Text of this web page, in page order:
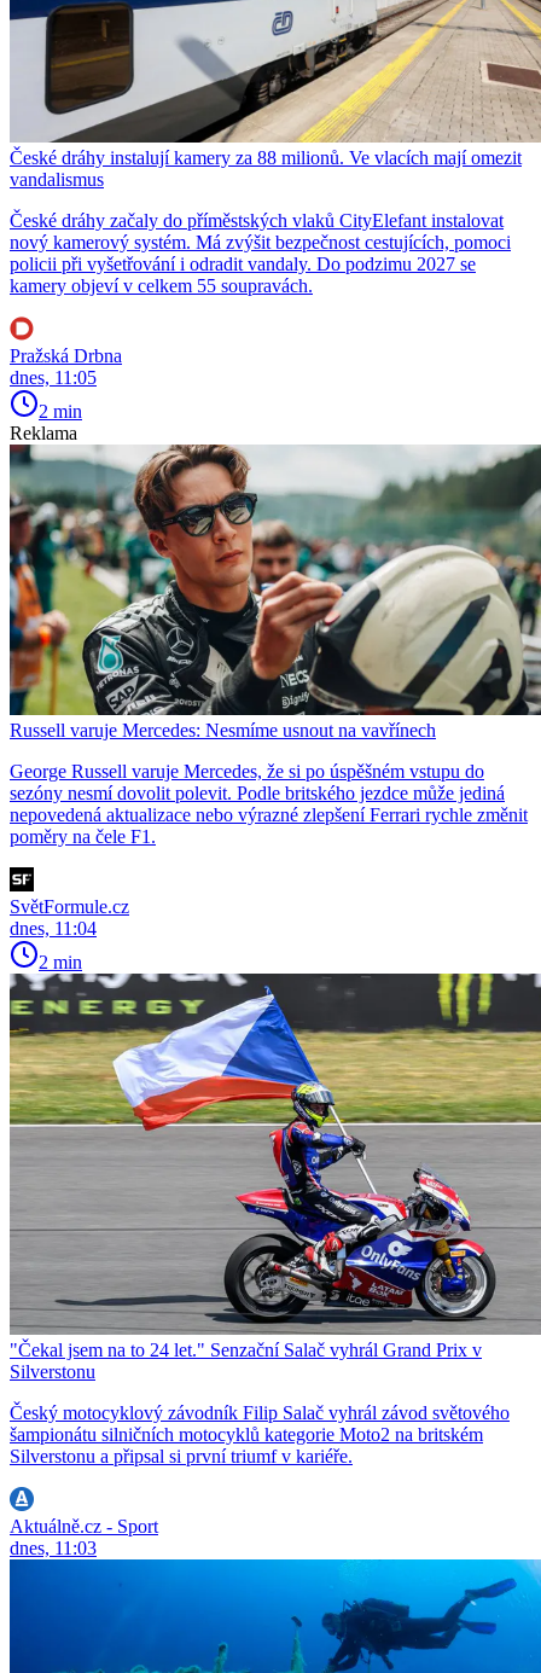
České dráhy instalují kamery za 88 milionů. Ve vlacích mají omezit
vandalismus
České dráhy začaly do příměstských vlaků CityElefant instalovat
nový kamerový systém. Má zvýšit bezpečnost cestujících, pomoci
policii při vyšetřování i odradit vandaly. Do podzimu 2027 se
kamery objeví v celkem 55 soupravách.
Pražská Drbna
dnes, 11:05
2 min
Reklama
Russell varuje Mercedes: Nesmíme usnout na vavřínech
George Russell varuje Mercedes, že si po úspěšném vstupu do
sezóny nesmí dovolit polevit. Podle britského jezdce může jediná
nepovedená aktualizace nebo výrazné zlepšení Ferrari rychle změnit
poměry na čele F1.
SvětFormule.cz
dnes, 11:04
2 min
"Čekal jsem na to 24 let." Senzační Salač vyhrál Grand Prix v
Silverstonu
Český motocyklový závodník Filip Salač vyhrál závod světového
šampionátu silničních motocyklů kategorie Moto2 na britském
Silverstonu a připsal si první triumf v kariéře.
Aktuálně.cz - Sport
dnes, 11:03